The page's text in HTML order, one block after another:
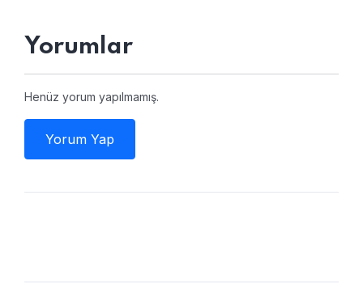
Yorumlar
Henüz yorum yapılmamış.
Yorum Yap